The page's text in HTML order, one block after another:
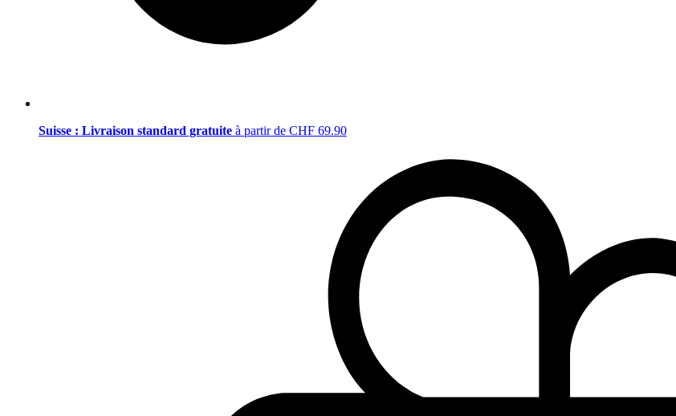
Suisse : Livraison standard gratuite à partir de CHF 69.90